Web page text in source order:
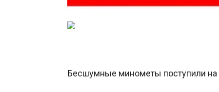
Бесшумные минометы поступили